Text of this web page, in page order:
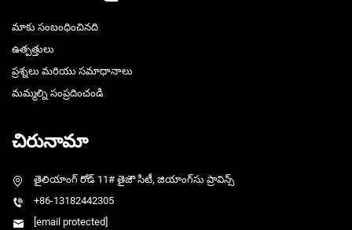
మాకు సంబంధించినది
ఉత్పత్తులు
ప్రశ్నలు మరియు సమాధానాలు
మమ్మల్ని సంప్రదించండి
చిరునామా
తైలియాంగ్ రోడ్ 11# తైజౌ సిటీ, జియాంగ్‌సు ప్రావిన్స్
+86-13182442305
[email protected]